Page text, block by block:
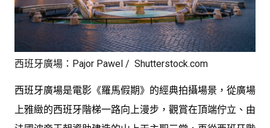
西班牙廣場：Pajor Pawel / Shutterstock.com
西班牙廣場是電影《羅馬假期》的經典拍攝場景，從廣場
上雅緻的西班牙階梯一路向上漫步，觀賞在頂端佇立、由